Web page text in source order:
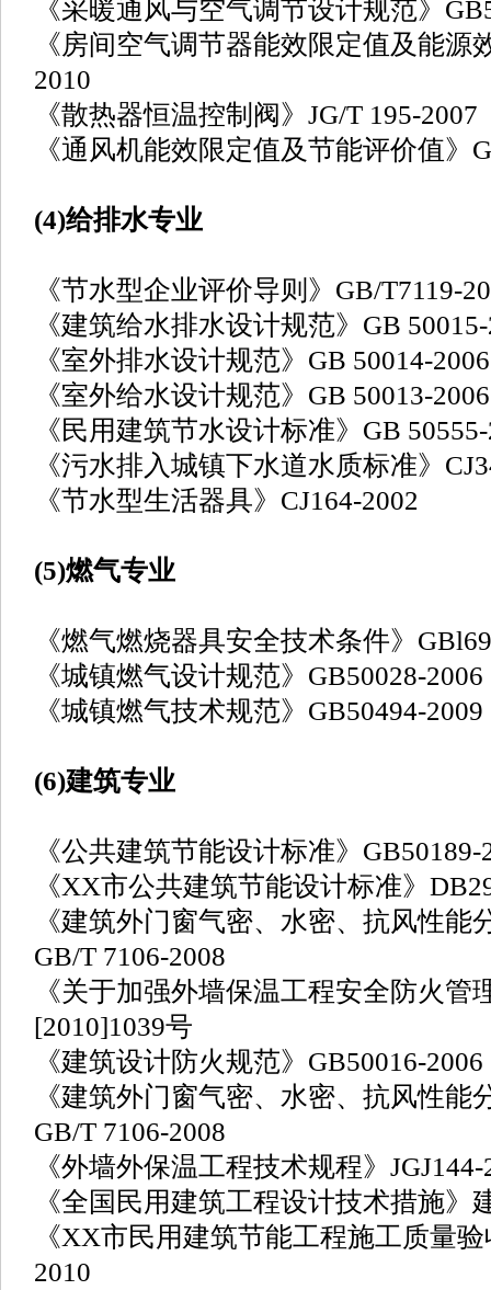
《采暖通风与空气调节设计规范》
《房间空气调节器能效限定值及能源
2010
《散热器恒温控制阀》JG/T 195-2007
《通风机能效限定值及节能评价值》
(4)给排水专业
《节水型企业评价导则》GB/T7119-
《建筑给水排水设计规范》GB
《室外排水设计规范》GB 50014-
《室外给水设计规范》GB 50013-2006
《民用建筑节水设计标准》GB
《污水排入城镇下水道水质标准》
《节水型生活器具》CJ164-2002
(5)燃气专业
《燃气燃烧器具安全技术条件》
《城镇燃气设计规范》GB50028-2006
《城镇燃气技术规范》GB50494-2009
(6)建筑专业
《公共建筑节能设计标准》GB50189-
《XX市公共建筑节能设计标准》
《建筑外门窗气密、水密、抗风性能
GB/T 7106-2008
《关于加强外墙保温工程安全防火管
[2010]1039号
《建筑设计防火规范》GB50016-2006
《建筑外门窗气密、水密、抗风性能
GB/T 7106-2008
《外墙外保温工程技术规程》JGJ144-
《全国民用建筑工程设计技术措施》
《XX市民用建筑节能工程施工质量
2010